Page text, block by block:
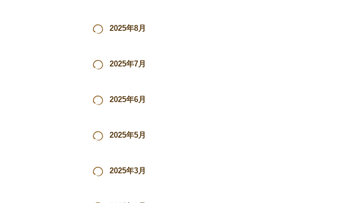
2025年8月
2025年7月
2025年6月
2025年5月
2025年3月